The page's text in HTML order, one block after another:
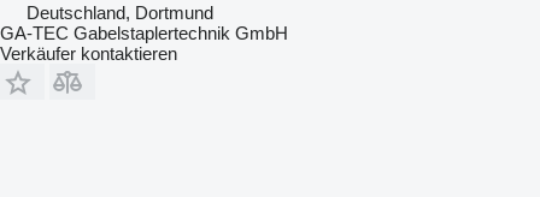
Deutschland, Dortmund
GA-TEC Gabelstaplertechnik GmbH
Verkäufer kontaktieren